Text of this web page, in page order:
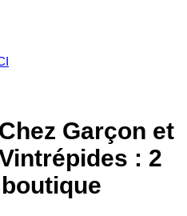
Garçon et
: 2